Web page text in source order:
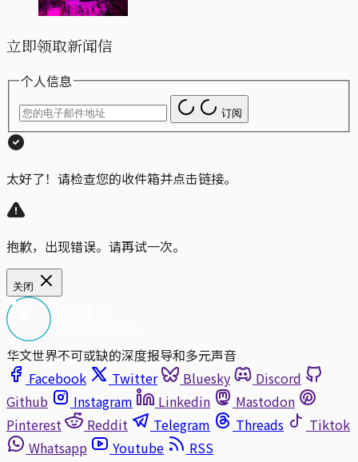
立即领取新闻信
个人信息
订阅
太好了！请检查您的收件箱并点击链接。
抱歉，出现错误。请再试一次。
关闭
华文世界不可或缺的深度报导和多元声音
Facebook
Twitter Bluesky
Discord
Github
Instagram Linkedin
Mastodon
Pinterest
Reddit Telegram Threads
Tiktok
Whatsapp
Youtube
RSS